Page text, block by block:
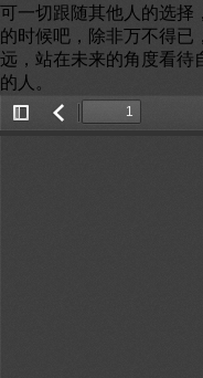
可一切跟随其他人的选
的时候吧，除非万不得已
远，站在未来的角度看待
的人。
Toggle返